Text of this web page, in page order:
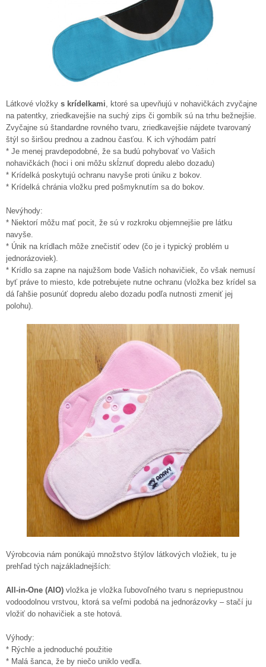
Látkové vložky s krídelkami , ktoré sa upevňujú v nohavičkách zvyčajne
na patentky, zriedkavejšie na suchý zips či gombík sú na trhu bežnejšie.
Zvyčajne sú štandardne rovného tvaru, zriedkavejšie nájdete tvarovaný
štýl so širšou prednou a zadnou časťou. K ich výhodám patrí
* Je menej pravdepodobné, že sa budú pohybovať vo Vašich
nohavičkách (hoci i oni môžu skĺznuť dopredu alebo dozadu)
* Krídelká poskytujú ochranu navyše proti úniku z bokov.
* Krídelká chránia vložku pred pošmyknutím sa do bokov.
Nevýhody:
* Niektorí môžu mať pocit, že sú v rozkroku objemnejšie pre látku
navyše.
* Únik na krídlach môže znečistiť odev (čo je i typický problém u
jednorázoviek).
* Krídlo sa zapne na najužšom bode Vašich nohavičiek, čo však nemusí
byť práve to miesto, kde potrebujete nutne ochranu (vložka bez krídel sa
dá ľahšie posunúť dopredu alebo dozadu podľa nutnosti zmeniť jej
polohu).
Výrobcovia nám ponúkajú množstvo štýlov látkových vložiek, tu je
prehľad tých najzákladnejších:
All-in-One (AIO) vložka je vložka ľubovoľného tvaru s nepriepustnou
vodoodolnou vrstvou, ktorá sa veľmi podobá na jednorázovky – stačí ju
vložiť do nohavičiek a ste hotová.
Výhody:
* Rýchle a jednoduché použitie
* Malá šanca, že by niečo uniklo vedľa.